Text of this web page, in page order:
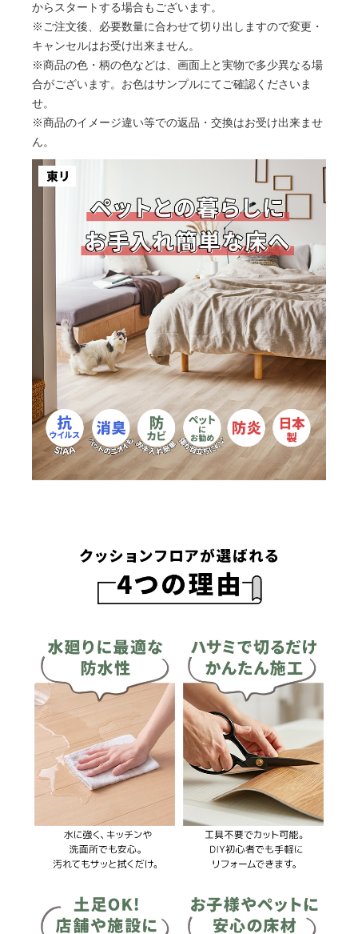
からスタートする場合もございます。
※ご注文後、必要数量に合わせて切り出しますので変更・
キャンセルはお受け出来ません。
※商品の色・柄の色などは、画面上と実物で多少異なる場
合がございます。お色はサンプルにてご確認くださいま
せ。
※商品のイメージ違い等での返品・交換はお受け出来ませ
ん。